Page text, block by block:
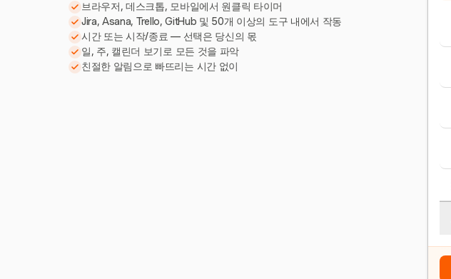
브라우저, 데스크톱, 모바일에서 원클릭 타이머
Jira, Asana, Trello, GitHub 및 50개 이상의 도구 내에서 작동
시간 또는 시작/종료 — 선택은 당신의 몫
일, 주, 캘린더 보기로 모든 것을 파악
친절한 알림으로 빠뜨리는 시간 없이